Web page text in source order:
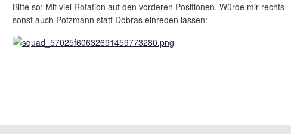
Bitte so: Mit viel Rotation auf den vorderen Positionen. Würde mir rechts
sonst auch Potzmann statt Dobras einreden lassen: